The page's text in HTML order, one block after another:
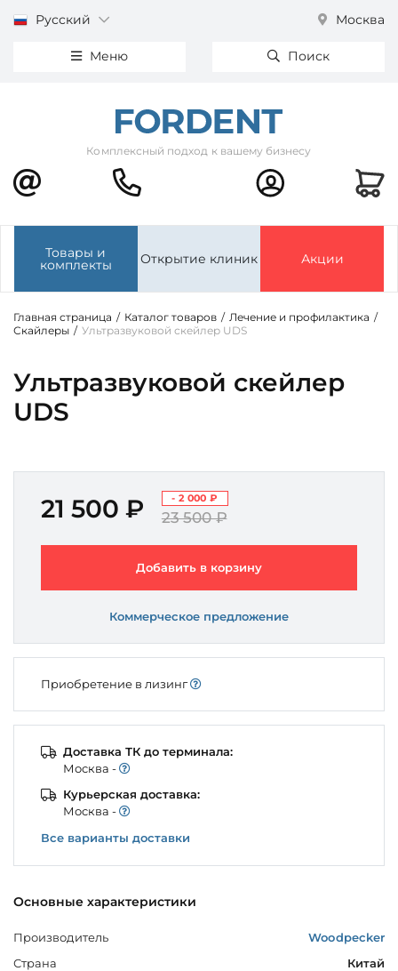
Русский Москва
Меню Поиск
Комплексный подход к вашему бизнесу
Товары и
комплекты Открытие клиник Акции
Главная страница / Каталог товаров / Лечение и профилактика /
Скайлеры / Ультразвуковой скейлер UDS
Ультразвуковой скейлер
UDS
Основные характеристики
Производитель
Woodpecker
Страна
Китай
21 500 ₽ - 2 000 ₽
23 500 ₽
Добавить в корзину
Коммерческое предложение
Приобретение в лизинг
Доставка ТК до терминала:
Моcква -
Курьерская доставка:
Моcква -
Все варианты доставки